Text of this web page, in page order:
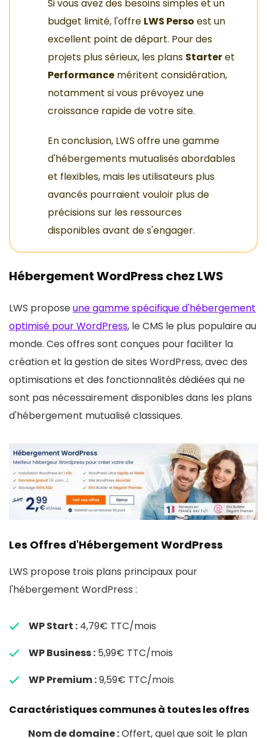
Si vous avez des besoins simples et un
budget limité, l'offre LWS Perso est un
excellent point de départ. Pour des
projets plus sérieux, les plans Starteret
Performance méritent considération,
notamment si vous prévoyez une
croissance rapide de votre site.
En conclusion, LWS offre une gamme
d'hébergements mutualisés abordables
et flexibles, mais les utilisateurs plus
avancés pourraient vouloir plus de
précisions sur les ressources
disponibles avant de s'engager.
Hébergement WordPress chez LWS
LWS proposeune gamme spécifique d'hébergement
optimisé pour WordPress, le CMS le plus populaire au
monde. Ces offres sont conçues pour faciliter la
création et la gestion de sites WordPress, avec des
optimisations et des fonctionnalités dédiées qui ne
sont pas nécessairement disponibles dans les plans
d'hébergement mutualisé classiques.
Les Offres d'Hébergement WordPress
LWS propose trois plans principaux pour
l'hébergement WordPress :
WP Start : 4,79€ TTC/mois
WP Business : 5,99€ TTC/mois
WP Premium :9,59€ TTC/mois
Caractéristiques communes à toutes les offres
Nom de domaine :Offert, quel que soit le plan